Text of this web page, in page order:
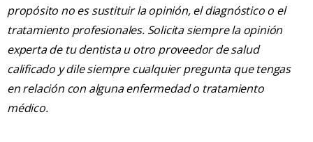
propósito no es sustituir la opinión, el diagnóstico o el
tratamiento profesionales. Solicita siempre la opinión
experta de tu dentista u otro proveedor de salud
calificado y dile siempre cualquier pregunta que tengas
en relación con alguna enfermedad o tratamiento
médico.